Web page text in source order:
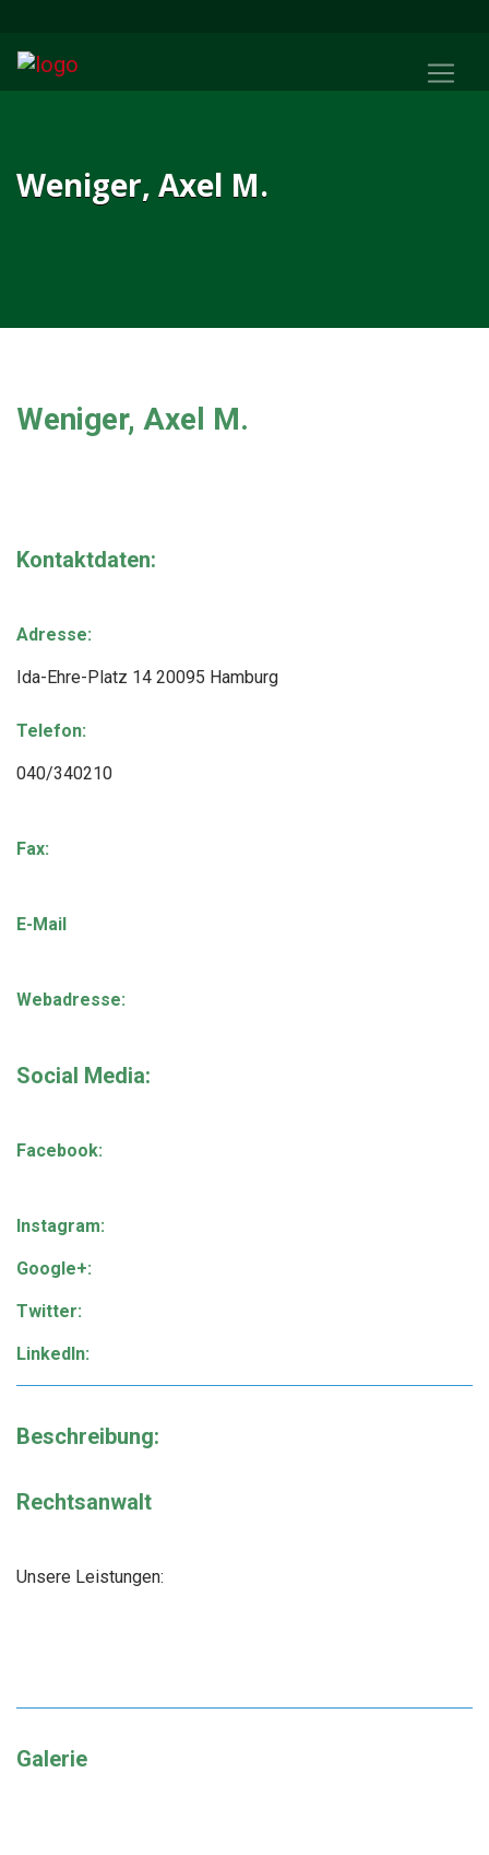
Weniger, Axel M.
Weniger, Axel M.
Kontaktdaten:
Adresse:
Ida-Ehre-Platz 14 20095 Hamburg
Telefon:
040/340210
Fax:
E-Mail
Webadresse:
Social Media:
Facebook:
Instagram:
Google+:
Twitter:
LinkedIn:
Beschreibung:
Rechtsanwalt
Unsere Leistungen:
Galerie